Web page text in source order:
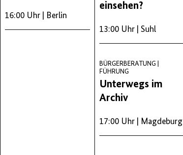
16:00 Uhr | Berlin
einsehen?
13:00 Uhr | Suhl
BÜRGERBERATUNG |
FÜHRUNG
Unterwegs im
Archiv
17:00 Uhr | Magdeburg